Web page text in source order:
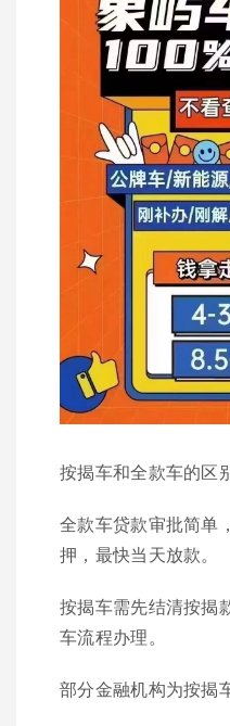
按揭车和全款车的区
全款车贷款审批简单
押，最快当天放款。
按揭车需先结清按揭
车流程办理。
部分金融机构为按揭